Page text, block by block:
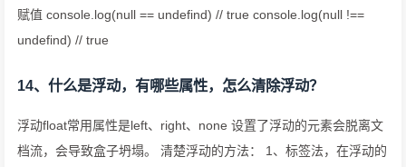
赋值 console.log(null == undefind) // true console.log(null !==
undefind) // true
14、什么是浮动，有哪些属性，怎么清除浮动？
浮动float常用属性是left、right、none 设置了浮动的元素会脱离文
档流，会导致盒子坍塌。 清楚浮动的方法： 1、标签法，在浮动的